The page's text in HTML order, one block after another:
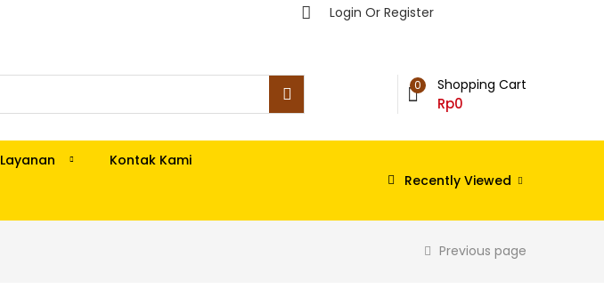
Login Or Register
0 Shopping Cart
Rp0
Layanan Kontak Kami
Recently Viewed
Previous page